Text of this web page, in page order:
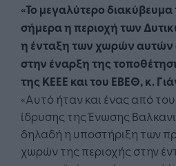
«Το μεγαλύτερο διακύβευμα
σήμερα η περιοχή των
η ένταξη των χωρών αυτών
στην έναρξη της
της ΚΕΕΕ και του ΕΒΕΘ, κ.
«Αυτό ήταν και ένας από
ίδρυσης της Ένωσης
δηλαδή η υποστήριξη των
χωρών της περιοχής στην